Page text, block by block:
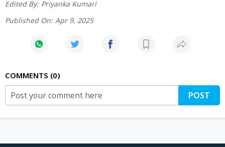
Edited By: Priyanka Kumari
Published On: Apr 9, 2025
COMMENTS 0
POST